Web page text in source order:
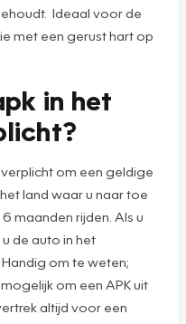
Ideaal voor de
met een gerust hart op
in het
om een geldige
land waar u naar toe
maanden rijden. Als u
de auto in het
om te weten;
om een APK uit
altijd voor een